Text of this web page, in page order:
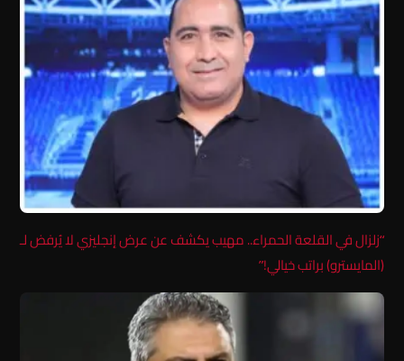
“زلزال في القلعة الحمراء.. مهيب يكشف عن عرض إنجليزي لا يُرفض لـ
(المايسترو) براتب خيالي!”